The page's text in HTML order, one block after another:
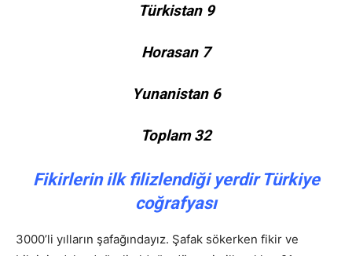
Türkistan 9
Horasan 7
Yunanistan 6
Toplam 32
Fikirlerin ilk filizlendiği yerdir Türkiye
coğrafyası
3000’li yılların şafağındayız. Şafak sökerken fikir ve